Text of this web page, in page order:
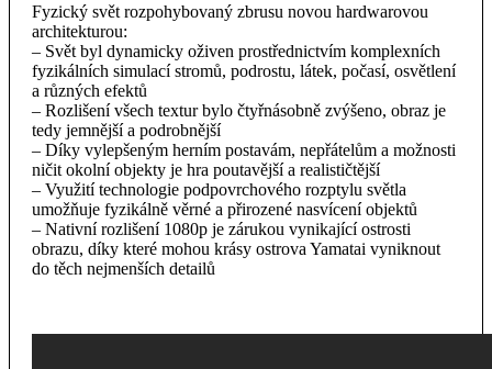
Fyzický svět rozpohybovaný zbrusu novou hardwarovou
architekturou:
– Svět byl dynamicky oživen prostřednictvím komplexních
fyzikálních simulací stromů, podrostu, látek, počasí, osvětlení
a různých efektů
– Rozlišení všech textur bylo čtyřnásobně zvýšeno, obraz je
tedy jemnější a podrobnější
– Díky vylepšeným herním postavám, nepřátelům a možnosti
ničit okolní objekty je hra poutavější a realističtější
– Využití technologie podpovrchového rozptylu světla
umožňuje fyzikálně věrné a přirozené nasvícení objektů
– Nativní rozlišení 1080p je zárukou vynikající ostrosti
obrazu, díky které mohou krásy ostrova Yamatai vyniknout
do těch nejmenších detailů